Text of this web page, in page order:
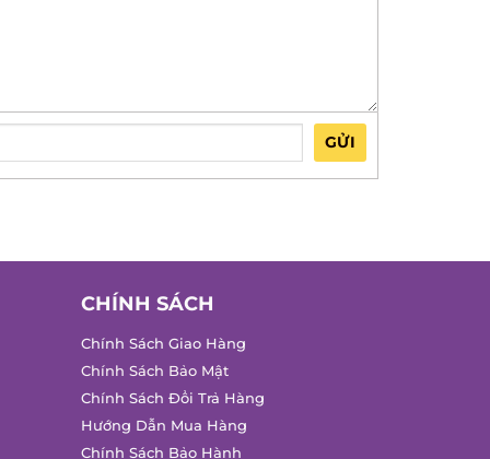
GỬI
CHÍNH SÁCH
Chính Sách Giao Hàng
Chính Sách Bảo Mật
Chính Sách Đổi Trả Hàng
Hướng Dẫn Mua Hàng
Chính Sách Bảo Hành